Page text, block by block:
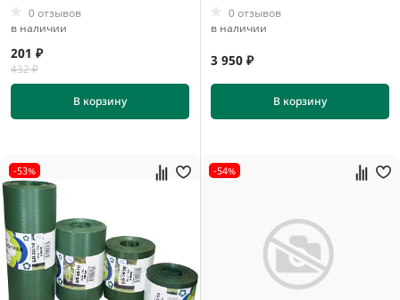
0 отзывов
в наличии
201 ₽
432 ₽
В корзину
0 отзывов
в наличии
3 950 ₽
В корзину
-53% -54%